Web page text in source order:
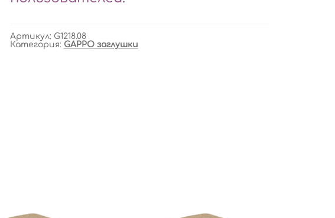
Артикул: G1218.08
Категория: GAPPO заглушки